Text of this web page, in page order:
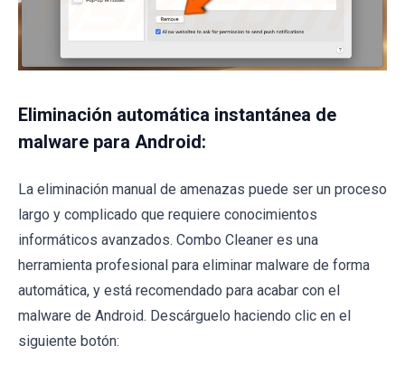
Eliminación automática instantánea de
malware para Android:
La eliminación manual de amenazas puede ser un proceso
largo y complicado que requiere conocimientos
informáticos avanzados. Combo Cleaner es una
herramienta profesional para eliminar malware de forma
automática, y está recomendado para acabar con el
malware de Android. Descárguelo haciendo clic en el
siguiente botón: